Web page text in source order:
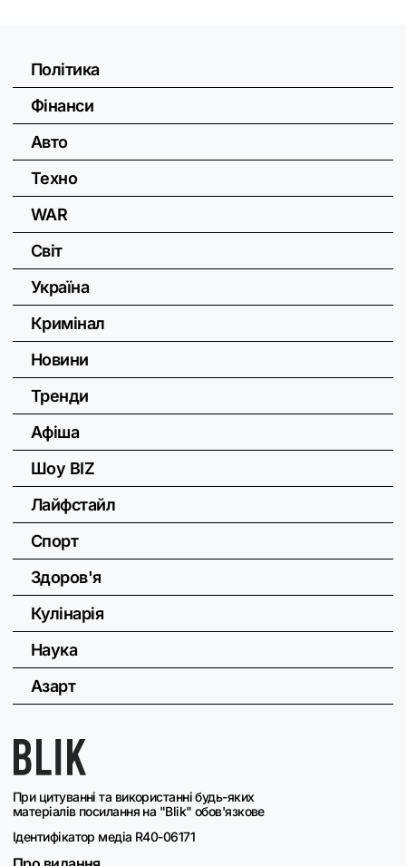
При цитуванні та використанні будь-яких
матеріалів посилання на "Blik" обов'язкове
Ідентифікатор медіа R40-06171
Політика
Фінанси
Авто
Техно
WAR
Світ
Україна
Кримінал
Новини
Тренди
Афіша
Шоу BIZ
Лайфстайл
Спорт
Здоров'я
Кулінарія
Наука
Азарт